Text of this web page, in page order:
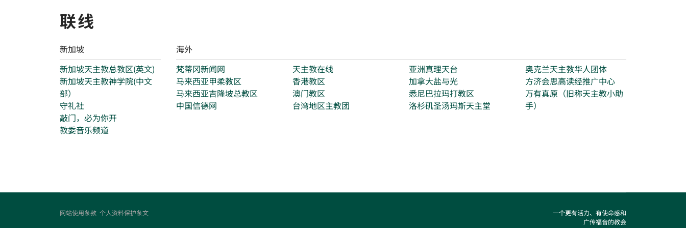
联线
新加坡
新加坡天主教总教区(英文)
新加坡天主教神学院(中文
部）
守礼社
敲门，必为你开
教委音乐频道
海外
梵蒂冈新闻网
马来西亚甲柔教区
马来西亚吉隆坡总教区
中国信德网
天主教在线
香港教区
澳门教区
台湾地区主教团
亚洲真理天台
加拿大盐与光
悉尼巴拉玛打教区
洛杉矶圣汤玛斯天主堂
奥克兰天主教华人团体
方济会思高读经推广中心
万有真原（旧称天主教小助
手）
网站使用条款 个人资料保护条文
一个更有活力、有使命感和
广传福音的教会